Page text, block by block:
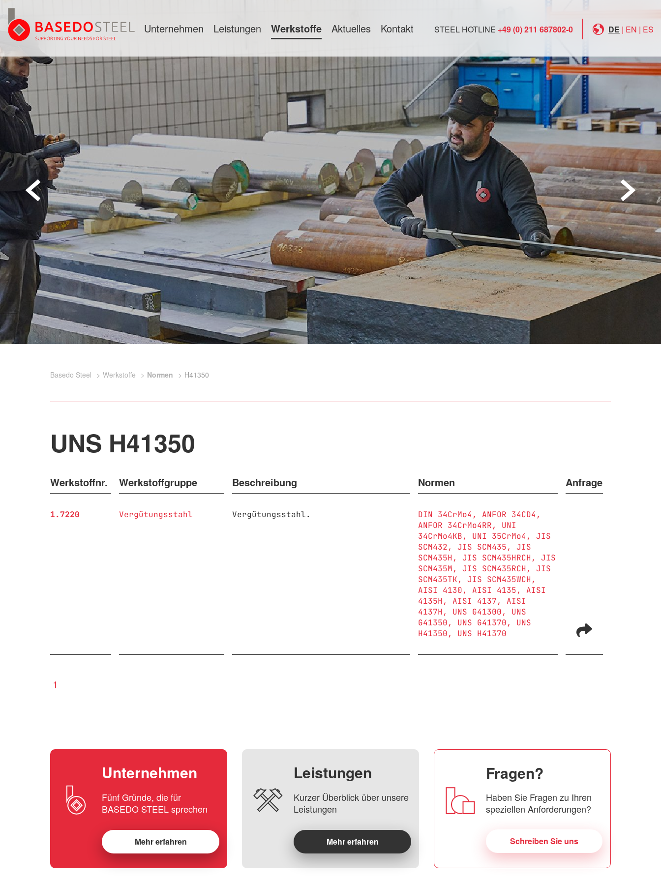
Unternehmen Leistungen Werkstoffe Aktuelles Kontakt STEEL HOTLINE +49 (0) 211 687802-0 DE | EN | ES
Basedo Steel Werkstoffe Normen H41350
UNS H41350
Werkstoffnr. Werkstoffgruppe Beschreibung Normen Anfrage
1.7220 Vergütungsstahl Vergütungsstahl. DIN 34CrMo4
ANFOR 34CD4
ANFOR 34CrMo4RR
UNI
34CrMo4KB
UNI 35CrMo4
JIS
SCM432
JIS SCM435
JIS
SCM435H
JIS SCM435HRCH
JIS
SCM435M
JIS SCM435RCH
JIS
SCM435TK
JIS SCM435WCH
AISI 4130
AISI 4135
AISI
4135H
AISI 4137
AISI
4137H
UNS G41300
UNS
G41350
UNS G41370
UNS
H41350
UNS H41370
1
Unternehmen
Fünf Gründe, die für
BASEDO STEEL sprechen
Mehr erfahren
Leistungen
Kurzer Überblick über unsere
Leistungen
Mehr erfahren
Fragen?
Haben Sie Fragen zu Ihren
speziellen Anforderungen?
Schreiben Sie uns